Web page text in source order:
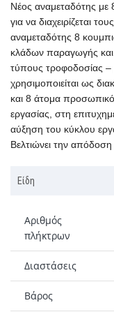
Νέος αναμεταδότης με
για να διαχειρίζεται
αναμεταδότης 8
κλάδων παραγωγής
τύπους τροφοδοσίας –
χρησιμοποιείται ως
και 8 άτομα
εργασίας, στη
αύξηση του κύκλου
Βελτιώνει την απόδοση
Είδη
Αριθμός
πλήκτρων
Διαστάσεις
Βάρος